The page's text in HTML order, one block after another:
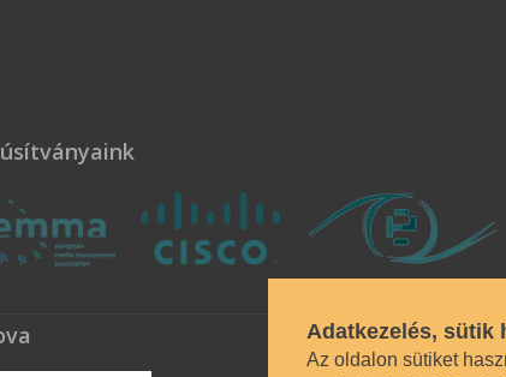
Adatkezelés, sütik
Az oldalon sütiket